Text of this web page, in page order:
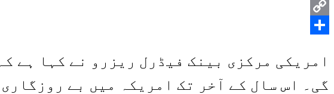
Pinterest
Copy
گی۔ اس سال کے آخر تک امریکہ میں بے روزگاری کی شرح 9.3 فیصد تک